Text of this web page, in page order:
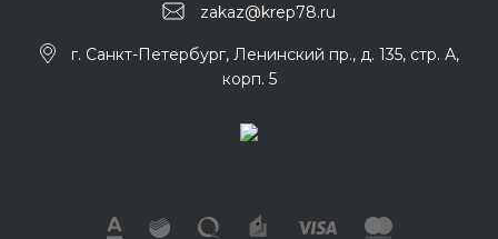
zakaz@krep78.ru
г. Санкт-Петербург, Ленинский пр., д. 135, стр. А,
корп. 5